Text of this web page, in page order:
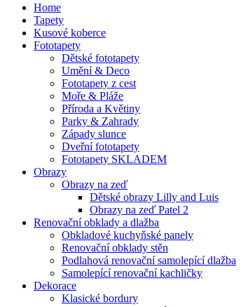
Home
Tapety
Kusové koberce
Fototapety
Dětské fototapety
Umění & Deco
Fototapety z cest
Moře & Pláže
Příroda a Květiny
Parky & Zahrady
Západy slunce
Dveřní fototapety
Fototapety SKLADEM
Obrazy
Obrazy na zeď
Dětské obrazy Lilly and Luis
Obrazy na zeď Patel 2
Renovační obklady a dlažba
Obkladové kuchyňské panely
Renovační obklady stěn
Podlahová renovační samolepící dlažba
Samolepící renovační kachličky
Dekorace
Klasické bordury